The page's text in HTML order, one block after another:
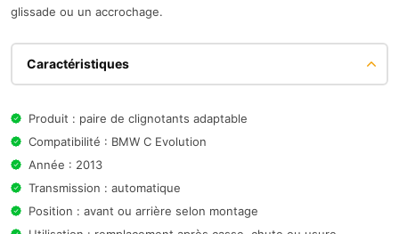
glissade ou un accrochage.
Caractéristiques
Produit : paire de clignotants adaptable
Compatibilité : BMW C Evolution
Année : 2013
Transmission : automatique
Position : avant ou arrière selon montage